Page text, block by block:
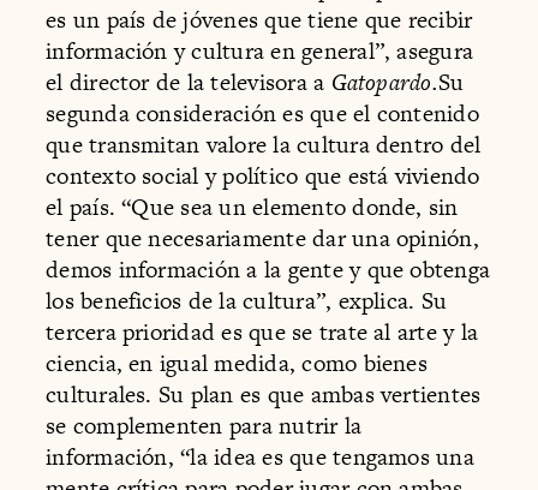
es un país de jóvenes que tiene que recibir
información y cultura en general”, asegura
el director de la televisora a Gatopardo.Su
segunda consideración es que el contenido
que transmitan valore la cultura dentro del
contexto social y político que está viviendo
el país. “Que sea un elemento donde, sin
tener que necesariamente dar una opinión,
demos información a la gente y que obtenga
los beneficios de la cultura”, explica. Su
tercera prioridad es que se trate al arte y la
ciencia, en igual medida, como bienes
culturales. Su plan es que ambas vertientes
se complementen para nutrir la
información, “la idea es que tengamos una